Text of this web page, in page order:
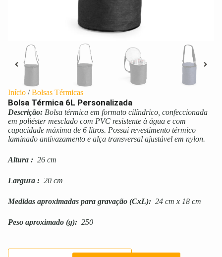
Início /Bolsas Térmicas
Bolsa Térmica 6L Personalizada
Descrição: Bolsa térmica em formato cilíndrico, confeccionada
em poliéster mesclado com PVC resistente à água e com
capacidade máxima de 6 litros. Possui revestimento térmico
laminado antivazamento e alça transversal ajustável em nylon.
Altura : 26 cm
Largura : 20 cm
Medidas aproximadas para gravação (CxL): 24 cm x 18 cm
Peso aproximado (g): 250